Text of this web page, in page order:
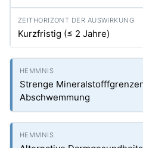
Kurzfristig (≤ 2 Jahre)
Strenge
Abschwemmung